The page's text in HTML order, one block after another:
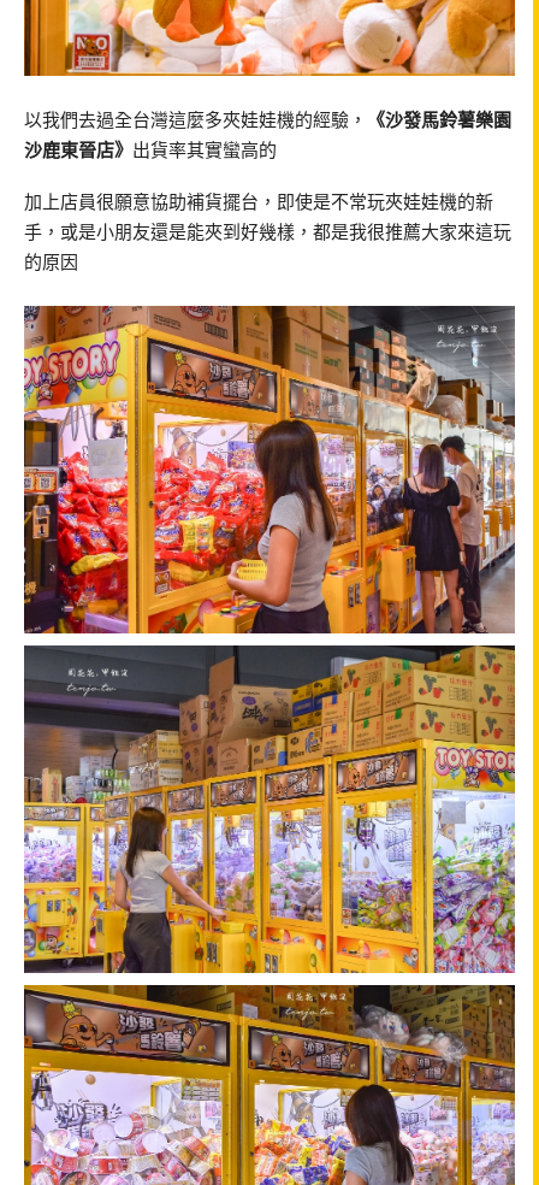
以我們去過全台灣這麼多夾娃娃機的經驗，
《沙發馬鈴薯樂園
沙鹿東晉店》 出貨率其實蠻高的
加上店員很願意協助補貨擺台，即使是不常玩夾娃娃機的新
手，或是小朋友還是能夾到好幾樣，都是我很推薦大家來這玩
的原因